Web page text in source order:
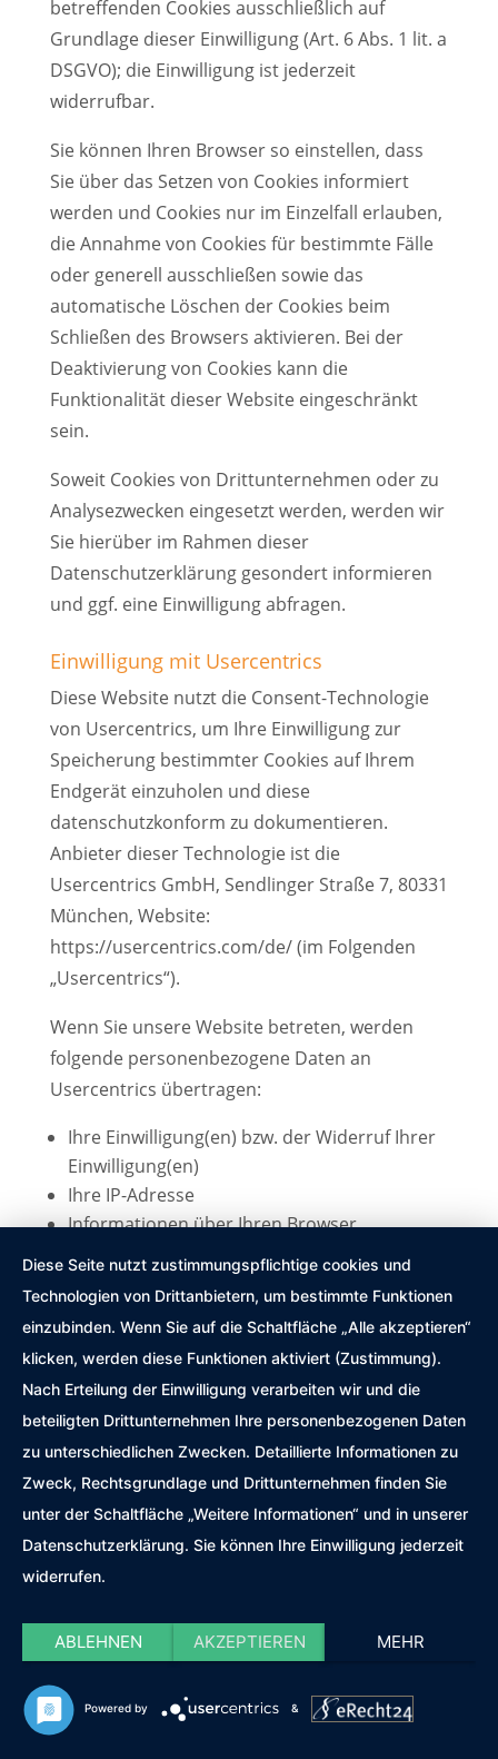
betreffenden Cookies ausschließlich auf
Grundlage dieser Einwilligung (Art. 6 Abs. 1 lit. a
DSGVO); die Einwilligung ist jederzeit
widerrufbar.
Sie können Ihren Browser so einstellen, dass
Sie über das Setzen von Cookies informiert
werden und Cookies nur im Einzelfall erlauben,
die Annahme von Cookies für bestimmte Fälle
oder generell ausschließen sowie das
automatische Löschen der Cookies beim
Schließen des Browsers aktivieren. Bei der
Deaktivierung von Cookies kann die
Funktionalität dieser Website eingeschränkt
sein.
Soweit Cookies von Drittunternehmen oder zu
Analysezwecken eingesetzt werden, werden wir
Sie hierüber im Rahmen dieser
Datenschutzerklärung gesondert informieren
und ggf. eine Einwilligung abfragen.
Einwilligung mit Usercentrics
Diese Website nutzt die Consent-Technologie
von Usercentrics, um Ihre Einwilligung zur
Speicherung bestimmter Cookies auf Ihrem
Endgerät einzuholen und diese
datenschutzkonform zu dokumentieren.
Anbieter dieser Technologie ist die
Usercentrics GmbH, Sendlinger Straße 7, 80331
München, Website:
https://usercentrics.com/de/ (im Folgenden
„Usercentrics“).
Wenn Sie unsere Website betreten, werden
folgende personenbezogene Daten an
Usercentrics übertragen:
Ihre Einwilligung(en) bzw. der Widerruf Ihrer
Einwilligung(en)
Ihre IP-Adresse
Informationen über Ihren Browser
Informationen über Ihr Endgerät
Zeitpunkt Ihres Besuchs auf der Website
Des Weiteren speichert Usercentrics ein
Cookie in Ihrem Browser, um Ihnen die
erteilten Einwilligungen bzw. deren Widerruf
zuordnen zu können. Die so erfassten Daten
werden gespeichert, bis Sie uns zur Löschung
auffordern, das Usercentrics-Cookie selbst
löschen oder der Zweck für die
Datenspeicherung entfällt. Zwingende
gesetzliche Aufbewahrungspflichten bleiben
Der Einsatz von Usercentrics erfolgt, um die
gesetzlich vorgeschriebenen Einwilligungen für
den Einsatz bestimmter Technologien
Diese Seite nutzt zustimmungspflichtige cookies und
Technologien von Drittanbietern, um bestimmte Funktionen
einzubinden. Wenn Sie auf die Schaltfläche „Alle akzeptieren“
klicken, werden diese Funktionen aktiviert (Zustimmung).
Nach Erteilung der Einwilligung verarbeiten wir und die
beteiligten Drittunternehmen Ihre personenbezogenen Daten
zu unterschiedlichen Zwecken. Detaillierte Informationen zu
Zweck, Rechtsgrundlage und Drittunternehmen finden Sie
unter der Schaltfläche „Weitere Informationen“ und in unserer
Datenschutzerklärung. Sie können Ihre Einwilligung jederzeit
widerrufen.
ABLEHNEN AKZEPTIEREN MEHR
Powered by &